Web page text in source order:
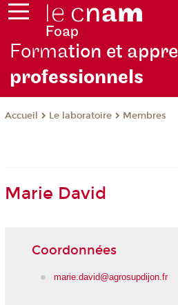
Formation et appre
professionnels
Accueil Le laboratoire Membres
Marie David
Coordonnées
marie.david@agrosupdijon.fr